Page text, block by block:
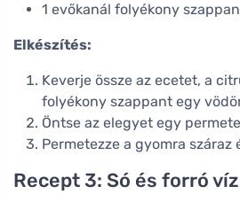
1 evőkanál folyékony szappan
Elkészítés:
Keverje össze az ecetet, a
folyékony szappant egy
Öntse az elegyet egy
Permetezze a gyomra száraz
Recept 3: Só és forró víz